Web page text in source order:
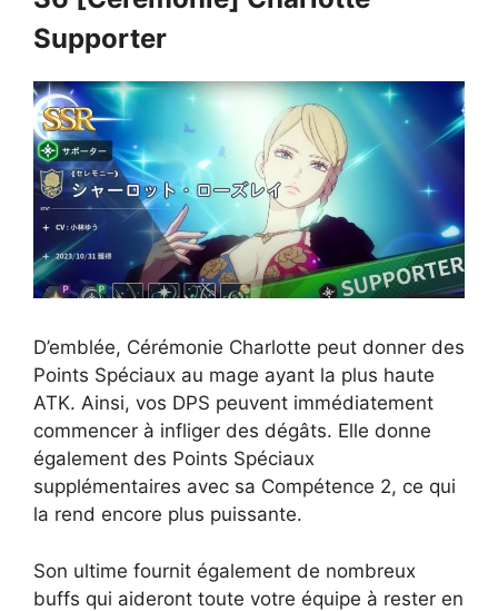
Supporter
D’emblée, Cérémonie Charlotte peut donner des
Points Spéciaux au mage ayant la plus haute
ATK. Ainsi, vos DPS peuvent immédiatement
commencer à infliger des dégâts. Elle donne
également des Points Spéciaux
supplémentaires avec sa Compétence 2, ce qui
la rend encore plus puissante.
Son ultime fournit également de nombreux
buffs qui aideront toute votre équipe à rester en